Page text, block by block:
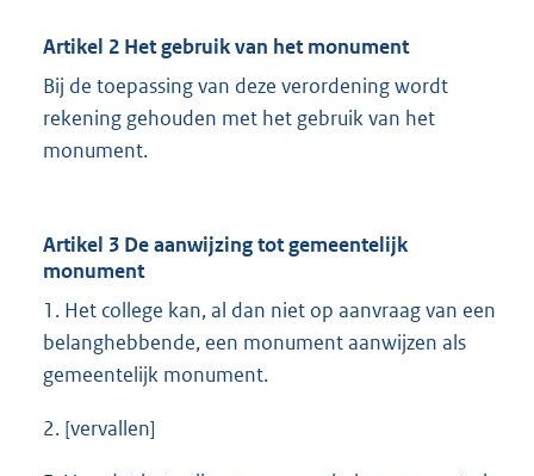
Artikel 2 Het gebruik van het monument
Bij de toepassing van deze verordening wordt
rekening gehouden met het gebruik van het
monument.
Artikel 3 De aanwijzing tot gemeentelijk
monument
1. Het college kan, al dan niet op aanvraag van een
belanghebbende, een monument aanwijzen als
gemeentelijk monument.
2. [vervallen]